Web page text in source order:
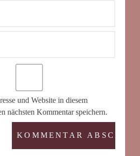
und Website in diesem
nächsten Kommentar speichern.